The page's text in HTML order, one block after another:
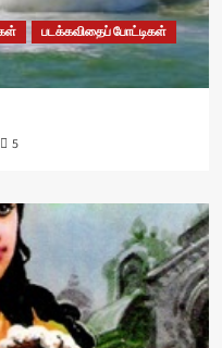
படக்கவிதைப் போட்டிகள்
5